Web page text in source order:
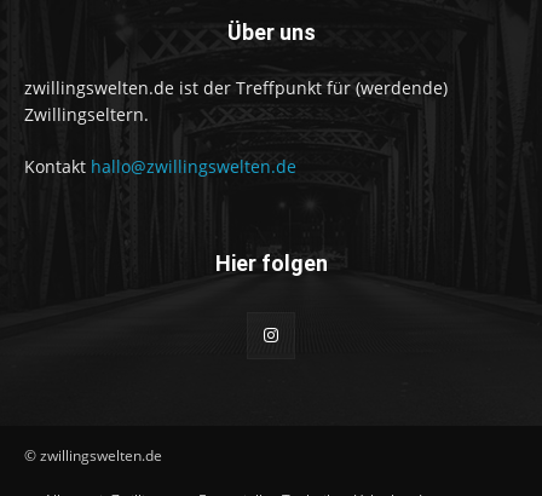
Über uns
zwillingswelten.de ist der Treffpunkt für (werdende)
Zwillingseltern.
Kontakt hallo@zwillingswelten.de
Hier folgen
© zwillingswelten.de